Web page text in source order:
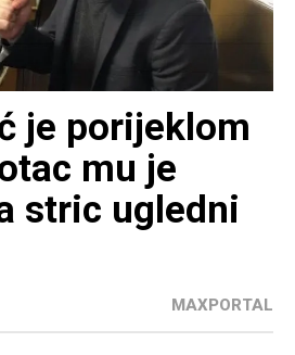
je porijeklom
mu je
stric ugledni
MAXPORTAL